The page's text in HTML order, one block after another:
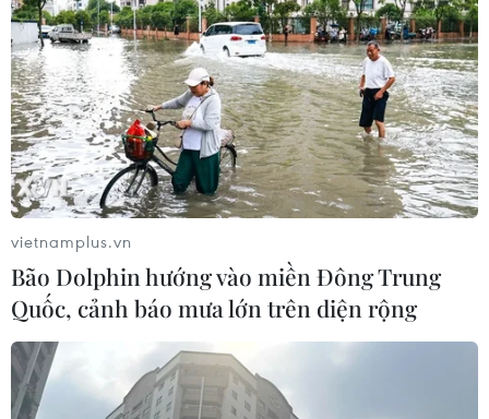
Iran tuyên bố chưa đạt đủ điều kiện
để mở lại eo biển Hormuz
03/08/2026 15:59
Làn sóng người Israel di cư ra nước
ngoài vẫn ở mức kỷ lục
Tín hiệu tích cực đối với tiến trình
phục hồi kinh tế của Syria
03/08/2026 07:22
vietnamplus.vn
Bão Dolphin hướng vào miền Đông Trung
Quốc, cảnh báo mưa lớn trên diện rộng